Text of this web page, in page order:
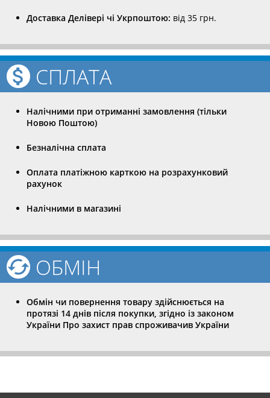
Доставка Делівері чі Укрпоштою: від 35 грн.
СПЛАТА
Налічними при отриманні замовлення (тільки
Новою Поштою)
Безналічна сплата
Оплата платіжною карткою на розрахунковий
рахунок
Налічними в магазині
ОБМІН
Обмін чи повернення товару здійснюється на
протязі 14 днів після покупки, згідно із законом
України Про захист прав спроживачив України